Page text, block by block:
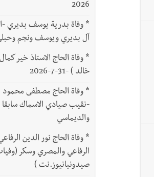
2026
*
آل بديري ويوسف ونجم
* وفاة الحاج الاستاذ خير
خالد ) -31-7-2026
*
-نقيب صيادي الاسماك
والديماسي
*
الرفاعي والمصري وسكر
صيدونيانيوز.نت )